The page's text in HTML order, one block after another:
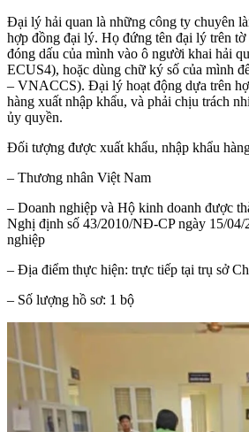
Đại lý hải quan là những công ty chuyên
hợp đồng đại lý. Họ đứng tên đại lý trên
đóng dấu của mình vào ô người khai hải
ECUS4), hoặc dùng chữ ký số của mình
– VNACCS). Đại lý hoạt động dựa trên
hàng xuất nhập khẩu, và phải chịu trách
ủy quyền.
Đối tượng được xuất khẩu, nhập khẩu
– Thương nhân Việt Nam
– Doanh nghiệp và Hộ kinh doanh được
Nghị định số 43/2010/NĐ-CP ngày 15/04/
nghiệp
– Địa điểm thực hiện: trực tiếp tại trụ sở
– Số lượng hồ sơ: 1 bộ